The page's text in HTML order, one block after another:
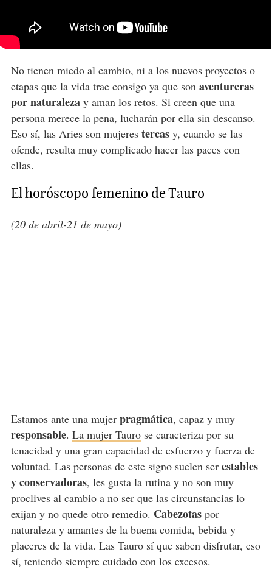
No tienen miedo al cambio, ni a los nuevos proyectos o
etapas que la vida trae consigo ya que son aventureras
por naturalezay aman los retos. Si creen que una
persona merece la pena, lucharán por ella sin descanso.
Eso sí, las Aries son mujeres tercasy, cuando se las
ofende, resulta muy complicado hacer las paces con
ellas.
El horóscopo femenino de Tauro
(20 de abril-21 de mayo)
Estamos ante una mujer pragmática, capaz y muy
responsable. La mujer Taurose caracteriza por su
tenacidad y una gran capacidad de esfuerzo y fuerza de
voluntad. Las personas de este signo suelen ser estables
y conservadoras, les gusta la rutina y no son muy
proclives al cambio a no ser que las circunstancias lo
exijan y no quede otro remedio. Cabezotaspor
naturaleza y amantes de la buena comida, bebida y
placeres de la vida. Las Tauro sí que saben disfrutar, eso
sí, teniendo siempre cuidado con los excesos.